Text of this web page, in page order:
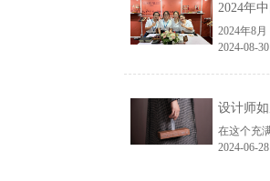
2024-08-30
2024-06-28